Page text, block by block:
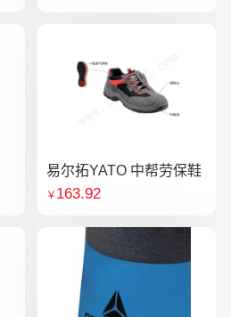
易尔拓YATO 中帮劳保鞋
￥ 163.92